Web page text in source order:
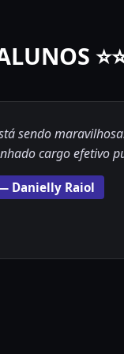
sendo
cargo efetivo
Danielly Raiol